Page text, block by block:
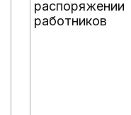
распоряжении
работников